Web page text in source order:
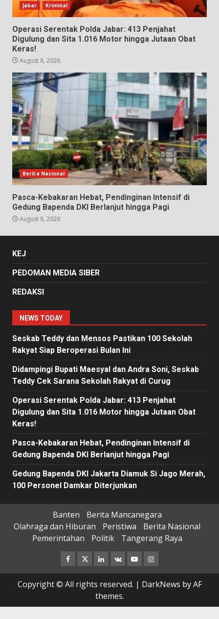
Jabar Kriminal
Operasi Serentak Polda Jabar: 413 Penjahat
Digulung dan Sita 1.016 Motor hingga Jutaan Obat
Keras!
August 8, 2026
Berita Nasional
Pasca-Kebakaran Hebat, Pendinginan Intensif di
Gedung Bapenda DKI Berlanjut hingga Pagi
August 8, 2026
KEJ
PEDOMAN MEDIA SIBER
REDAKSI
NEWS TODAY
Seskab Teddy dan Mensos Pastikan 100 Sekolah
Rakyat Siap Beroperasi Bulan Ini
Didampingi Bupati Maesyal dan Andra Soni, Seskab
Teddy Cek Sarana Sekolah Rakyat di Curug
Operasi Serentak Polda Jabar: 413 Penjahat
Digulung dan Sita 1.016 Motor hingga Jutaan Obat
Keras!
Pasca-Kebakaran Hebat, Pendinginan Intensif di
Gedung Bapenda DKI Berlanjut hingga Pagi
Gedung Bapenda DKI Jakarta Diamuk Si Jago Merah,
100 Personel Damkar Diterjunkan
Banten
Berita Mancanegara
Olahraga dan Hiburan
Peristiwa
Berita Nasional
Pemerintahan
Politik Tangerang Raya
Facebook
TwitterLinkedin
VK YoutubeInstagram
Copyright © All rights reserved. | DarkNews by AF
themes.